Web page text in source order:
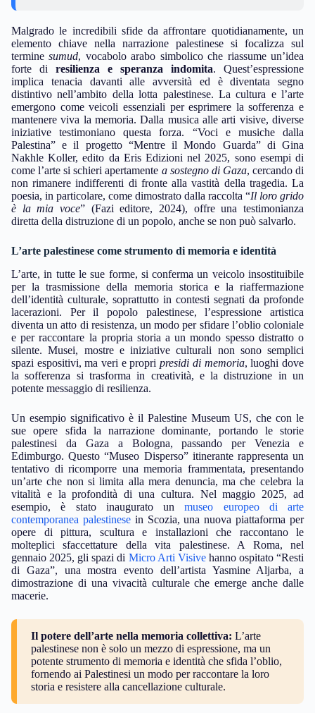
Malgrado le incredibili sfide da affrontare quotidianamente, un
elemento chiave nella narrazione palestinese si focalizza sul
terminesumud, vocabolo arabo simbolico che riassume un’idea
forte di resilienza e speranza indomita. Quest’espressione
implica tenacia davanti alle avversità ed è diventata segno
distintivo nell’ambito della lotta palestinese. La cultura e l’arte
emergono come veicoli essenziali per esprimere la sofferenza e
mantenere viva la memoria. Dalla musica alle arti visive, diverse
iniziative testimoniano questa forza. “Voci e musiche dalla
Palestina” e il progetto “Mentre il Mondo Guarda” di Gina
Nakhle Koller, edito da Eris Edizioni nel 2025, sono esempi di
come l’arte si schieri apertamente a sostegno di Gaza, cercando di
non rimanere indifferenti di fronte alla vastità della tragedia. La
poesia, in particolare, come dimostrato dalla raccolta “Il loro grido
è la mia voce” (Fazi editore, 2024), offre una testimonianza
diretta della distruzione di un popolo, anche se non può salvarlo.
L’arte palestinese come strumento di memoria e identità
L’arte, in tutte le sue forme, si conferma un veicolo insostituibile
per la trasmissione della memoria storica e la riaffermazione
dell’identità culturale, soprattutto in contesti segnati da profonde
lacerazioni. Per il popolo palestinese, l’espressione artistica
diventa un atto di resistenza, un modo per sfidare l’oblio coloniale
e per raccontare la propria storia a un mondo spesso distratto o
silente. Musei, mostre e iniziative culturali non sono semplici
spazi espositivi, ma veri e propripresidi di memoria, luoghi dove
la sofferenza si trasforma in creatività, e la distruzione in un
potente messaggio di resilienza.
Un esempio significativo è il Palestine Museum US, che con le
sue opere sfida la narrazione dominante, portando le storie
palestinesi da Gaza a Bologna, passando per Venezia e
Edimburgo. Questo “Museo Disperso” itinerante rappresenta un
tentativo di ricomporre una memoria frammentata, presentando
un’arte che non si limita alla mera denuncia, ma che celebra la
vitalità e la profondità di una cultura. Nel maggio 2025, ad
esempio, è stato inaugurato unmuseo europeo di arte
contemporanea palestinesein Scozia, una nuova piattaforma per
opere di pittura, scultura e installazioni che raccontano le
molteplici sfaccettature della vita palestinese. A Roma, nel
gennaio 2025, gli spazi di Micro Arti Visivehanno ospitato “Resti
di Gaza”, una mostra evento dell’artista Yasmine Aljarba, a
dimostrazione di una vivacità culturale che emerge anche dalle
macerie.
Il potere dell’arte nella memoria collettiva: L’arte
palestinese non è solo un mezzo di espressione, ma un
potente strumento di memoria e identità che sfida l’oblio,
fornendo ai Palestinesi un modo per raccontare la loro
storia e resistere alla cancellazione culturale.